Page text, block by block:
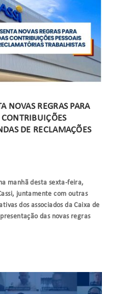
NOVAS REGRAS PARA
DE RECLAMAÇÕES
manhã desta sexta-feira,
juntamente com outras
dos associados da Caixa de
das novas regras